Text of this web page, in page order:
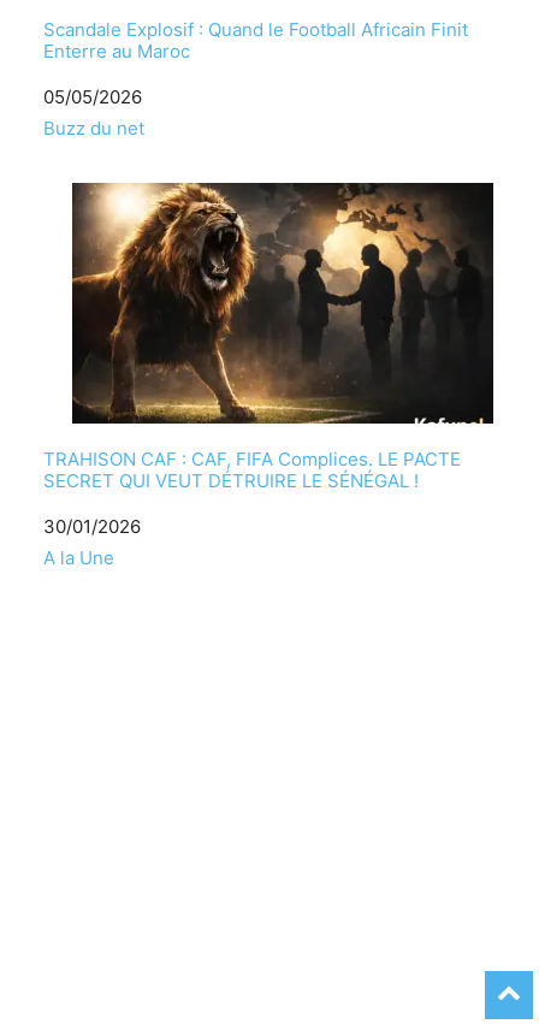
Scandale Explosif : Quand le Football Africain Finit
Enterre au Maroc
Date
05/05/2026
Par rapport à
Buzz du net
TRAHISON CAF : CAF, FIFA Complices. LE PACTE
SECRET QUI VEUT DÉTRUIRE LE SÉNÉGAL !
Date
30/01/2026
Par rapport à
A la Une